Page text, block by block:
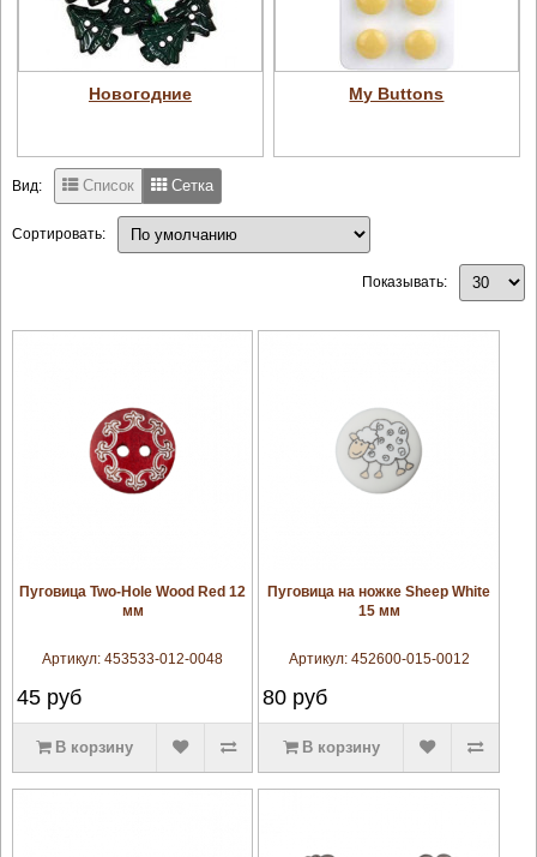
Новогодние My Buttons
Вид: Список Сетка
Сортировать:
Показывать:
увеличить
Пуговица Two-Hole Wood Red 12
мм
Артикул:453533-012-0048
45руб
В корзину
увеличить
Пуговица на ножке Sheep White
15 мм
Артикул: 452600-015-0012
80 руб
В корзину